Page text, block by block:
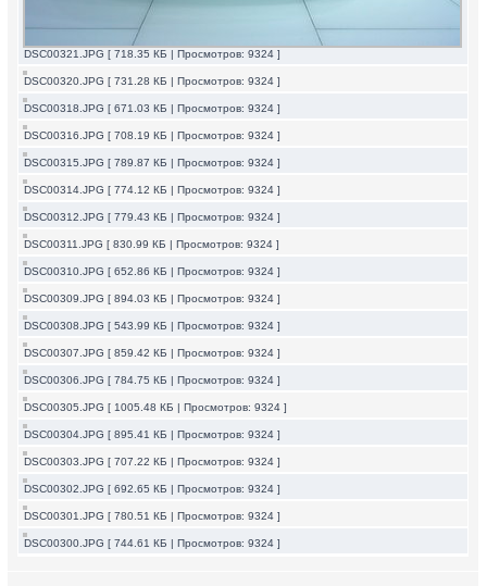
DSC00321.JPG [ 718.35 КБ | Просмотров: 9324 ]
DSC00320.JPG [ 731.28 КБ | Просмотров: 9324 ]
DSC00318.JPG [ 671.03 КБ | Просмотров: 9324 ]
DSC00316.JPG [ 708.19 КБ | Просмотров: 9324 ]
DSC00315.JPG [ 789.87 КБ | Просмотров: 9324 ]
DSC00314.JPG [ 774.12 КБ | Просмотров: 9324 ]
DSC00312.JPG [ 779.43 КБ | Просмотров: 9324 ]
DSC00311.JPG [ 830.99 КБ | Просмотров: 9324 ]
DSC00310.JPG [ 652.86 КБ | Просмотров: 9324 ]
DSC00309.JPG [ 894.03 КБ | Просмотров: 9324 ]
DSC00308.JPG [ 543.99 КБ | Просмотров: 9324 ]
DSC00307.JPG [ 859.42 КБ | Просмотров: 9324 ]
DSC00306.JPG [ 784.75 КБ | Просмотров: 9324 ]
DSC00305.JPG [ 1005.48 КБ | Просмотров: 9324 ]
DSC00304.JPG [ 895.41 КБ | Просмотров: 9324 ]
DSC00303.JPG [ 707.22 КБ | Просмотров: 9324 ]
DSC00302.JPG [ 692.65 КБ | Просмотров: 9324 ]
DSC00301.JPG [ 780.51 КБ | Просмотров: 9324 ]
DSC00300.JPG [ 744.61 КБ | Просмотров: 9324 ]